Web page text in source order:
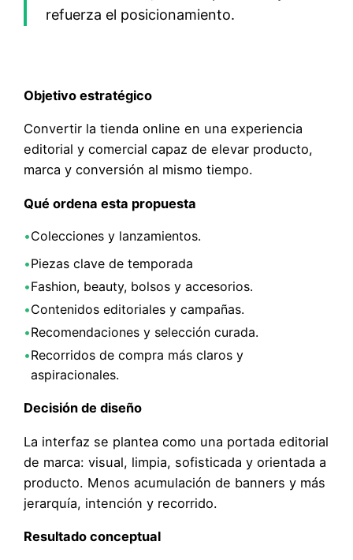
refuerza el posicionamiento.
Objetivo estratégico
Convertir la tienda online en una experiencia
editorial y comercial capaz de elevar producto,
marca y conversión al mismo tiempo.
Qué ordena esta propuesta
•Colecciones y lanzamientos.
•Piezas clave de temporada
•Fashion, beauty, bolsos y accesorios.
•Contenidos editoriales y campañas.
•Recomendaciones y selección curada.
•Recorridos de compra más claros y
aspiracionales.
Decisión de diseño
La interfaz se plantea como una portada editorial
de marca: visual, limpia, sofisticada y orientada a
producto. Menos acumulación de banners y más
jerarquía, intención y recorrido.
Resultado conceptual